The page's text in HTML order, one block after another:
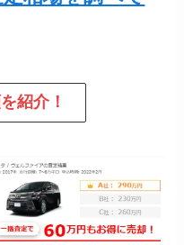
紹介！